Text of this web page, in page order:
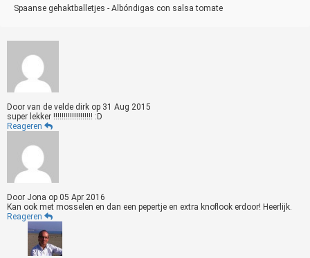
Spaanse gehaktballetjes - Albóndigas con salsa tomate
Door van de velde dirk op 31 Aug 2015
super lekker !!!!!!!!!!!!!!!!!!! :D
Reageren
Door Jona op 05 Apr 2016
Kan ook met mosselen en dan een pepertje en extra knoflook erdoor! Heerlijk.
Reageren